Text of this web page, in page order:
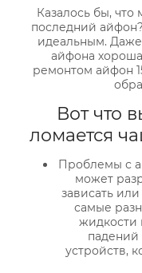
Казалось бы, что
последний
идеальным. Даже
айфона
ремонтом айфон
Вот что
ломается
Проблемы с
может
зависать
самые
жидкости
падений
устройств,